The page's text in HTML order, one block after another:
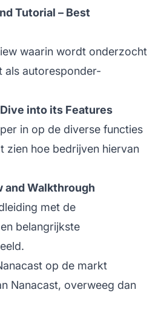
Tutorial – Best
waarin wordt onderzocht
als autoresponder-
into its Features
in op de diverse functies
zien hoe bedrijven hiervan
and Walkthrough
met de
belangrijkste
op de markt
Nanacast, overweeg dan